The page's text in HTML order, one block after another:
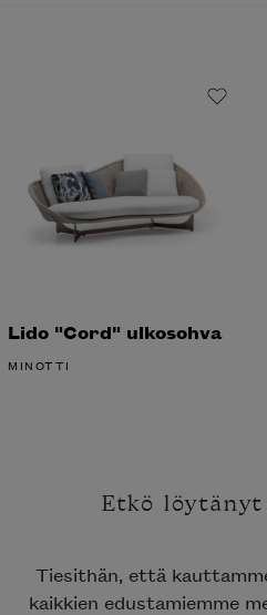
Lido "Cord" ulkosohva
MINOTTI
Etkö löytänyt
Tiesithän, että
kaikkien edustamiemme